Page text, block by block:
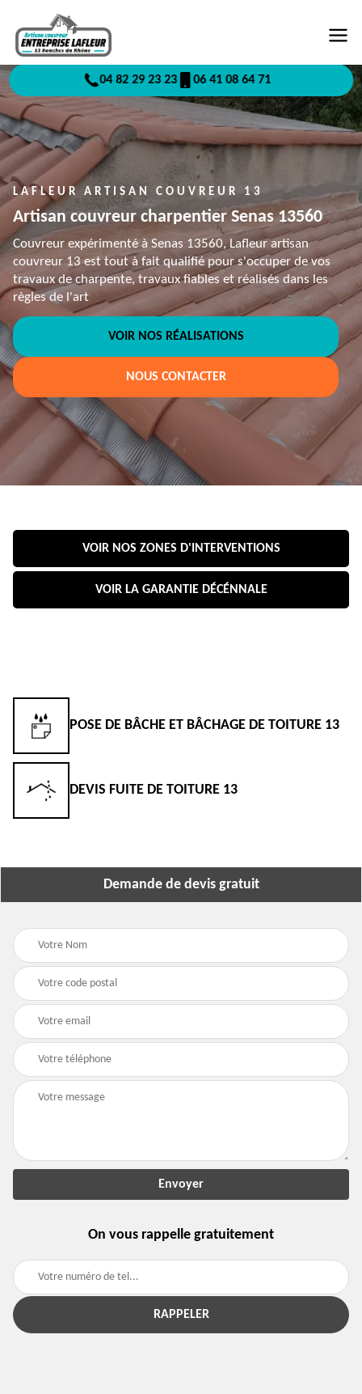
04 82 29 23 23 06 41 08 64 71
LAFLEUR ARTISAN COUVREUR 13
Artisan couvreur charpentier Senas 13560
Couvreur expérimenté à Senas 13560, Lafleur artisan
couvreur 13 est tout à fait qualifié pour s'occuper de vos
travaux de charpente, travaux fiables et réalisés dans les
règles de l'art
VOIR NOS RÉALISATIONS
NOUS CONTACTER
VOIR NOS ZONES D'INTERVENTIONS
VOIR LA GARANTIE DÉCÉNNALE
POSE DE BÂCHE ET BÂCHAGE DE TOITURE 13
DEVIS FUITE DE TOITURE 13
Demande de devis gratuit
On vous rappelle gratuitement